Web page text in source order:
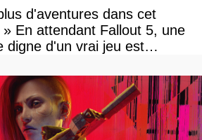
d'aventures dans cet
En attendant Fallout 5, une
digne d'un vrai jeu est